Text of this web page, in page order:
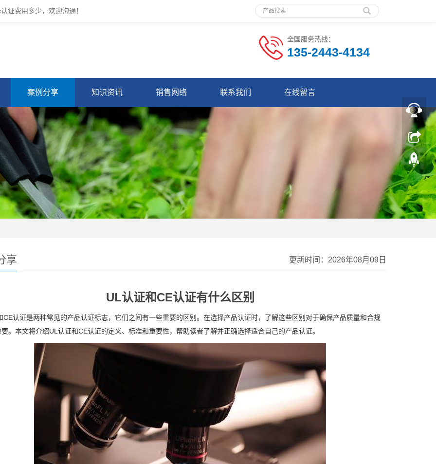
证费用多少，欢迎沟通！
全国服务热线：
135-2443-4134
案例分享 知识资讯 销售网络 联系我们 在线留言
享 更新时间：2026年08月09日
UL认证和CE认证有什么区别
CE认证是两种常见的产品认证标志，它们之间有一些重要的区别。在选择产品认证时，了解这些区别对于确保产品质量和合规
。本文将介绍UL认证和CE认证的定义、标准和重要性，帮助读者了解并正确选择适合自己的产品认证。